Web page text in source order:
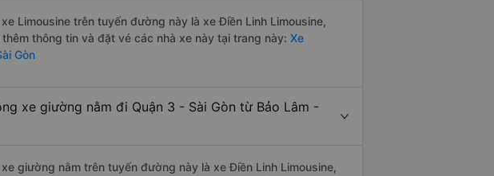
Limousine trên tuyến đường này là xe Điền Linh Limousine,
thông tin và đặt vé các nhà xe này tại trang này: Xe
Gòn
xe giường nằm đi Quận 3 - Sài Gòn từ Bảo Lâm -
giường nằm trên tuyến đường này là xe Điền Linh Limousine,